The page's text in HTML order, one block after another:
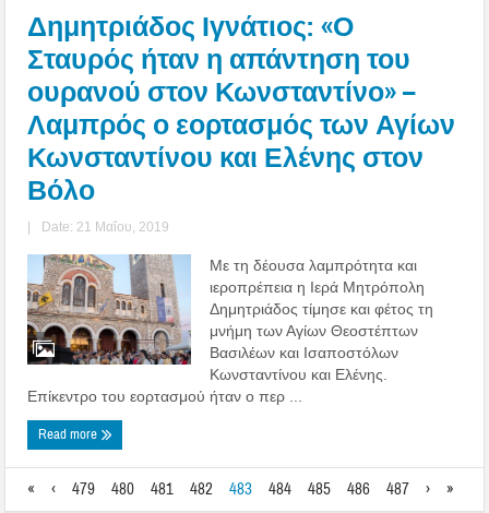
Δημητριάδος Ιγνάτιος: «Ο
Σταυρός ήταν η απάντηση του
ουρανού στον Κωνσταντίνο» –
Λαμπρός ο εορτασμός των Αγίων
Κωνσταντίνου και Ελένης στον
Βόλο
| Date: 21 Μαΐου, 2019
Με τη δέουσα λαμπρότητα και
ιεροπρέπεια η Ιερά Μητρόπολη
Δημητριάδος τίμησε και φέτος τη
μνήμη των Αγίων Θεοστέπτων
Βασιλέων και Ισαποστόλων
Κωνσταντίνου και Ελένης.
Επίκεντρο του εορτασμού ήταν ο περ ...
Read more
« ‹ 479 480 481 482 483 484 485 486 487 › »